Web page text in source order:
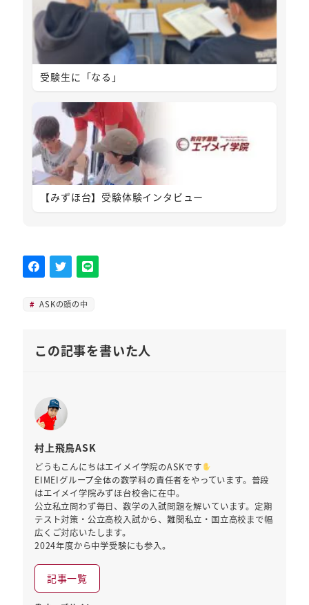
受験生に「なる」
【みずほ台】受験体験インタビュー
ASKの頭の中
この記事を書いた人
村上飛鳥ASK
どうもこんにちはエイメイ学院のASKです
EIMEIグループ全体の数学科の責任者をやっています。普段
はエイメイ学院みずほ台校舎に在中。
公立私立問わず毎日、数学の入試問題を解いています。定期
テスト対策・公立高校入試から、難関私立・国立高校まで幅
広くご対応いたします。
2024年度から中学受験にも参入。
記事一覧